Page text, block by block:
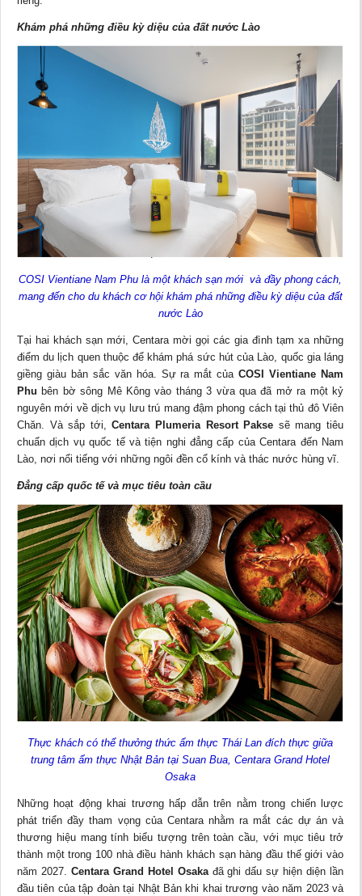
Khám phá những điều kỳ diệu của đất nước Lào
COSI Vientiane Nam Phu là một khách sạn mới và đầy phong cách,
mang đến cho du khách cơ hội khám phá những điều kỳ diệu của đất
nước Lào
Tại hai khách sạn mới, Centara mời gọi các gia đình tạm xa những
điểm du lịch quen thuộc để khám phá sức hút của Lào, quốc gia láng
giềng giàu bản sắc văn hóa. Sự ra mắt củaCOSI Vientiane Nam
Phu bên bờ sông Mê Kông vào tháng 3 vừa qua đã mở ra một kỷ
nguyên mới về dịch vụ lưu trú mang đậm phong cách tại thủ đô Viên
Chăn. Và sắp tới,Centara Plumeria Resort Pakse sẽ mang tiêu
chuẩn dịch vụ quốc tế và tiện nghi đẳng cấp của Centara đến Nam
Lào, nơi nổi tiếng với những ngôi đền cổ kính và thác nước hùng vĩ.
Đẳng cấp quốc tế và mục tiêu toàn cầu
Thực khách có thể thưởng thức ẩm thực Thái Lan đích thực giữa
trung tâm ẩm thực Nhật Bản tại Suan Bua, Centara Grand Hotel
Osaka
Những hoạt động khai trương hấp dẫn trên nằm trong chiến lược
phát triển đầy tham vọng của Centara nhằm ra mắt các dự án và
thương hiệu mang tính biểu tượng trên toàn cầu, với mục tiêu trở
thành một trong 100 nhà điều hành khách sạn hàng đầu thế giới vào
năm 2027. Centara Grand Hotel Osakađã ghi dấu sự hiện diện lần
đầu tiên của tập đoàn tại Nhật Bản khi khai trương vào năm 2023 và